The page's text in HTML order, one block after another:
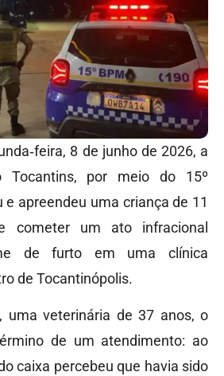
8 de junho de 2026, a
Tocantins, por meio do 15º
e apreendeu uma criança de 11
cometer um ato infracional
de furto em uma clínica
de Tocantinópolis.
uma veterinária de 37 anos, o
de um atendimento: ao
caixa percebeu que havia sido